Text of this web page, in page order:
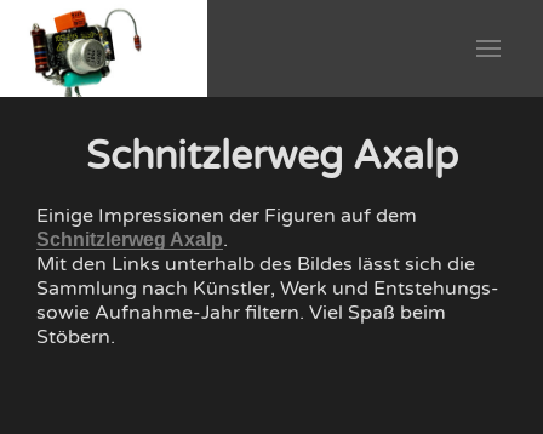
Schnitzlerweg Axalp
Einige Impressionen der Figuren auf dem
Schnitzlerweg Axalp.
Mit den Links unterhalb des Bildes lässt sich die
Sammlung nach Künstler, Werk und Entstehungs-
sowie Aufnahme-Jahr filtern. Viel Spaß beim
Stöbern.